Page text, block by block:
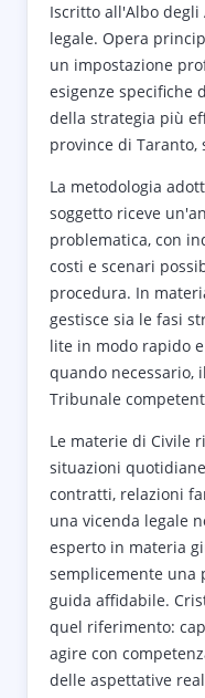
Iscritto all'Albo degli
legale. Opera
un impostazione
esigenze specifiche
della strategia più
province di Taranto,
La metodologia
soggetto riceve
problematica, con
costi e scenari
procedura. In
gestisce sia le fasi
lite in modo rapido
quando necessario,
Tribunale
Le materie di Civile
situazioni
contratti, relazioni
una vicenda legale
esperto in materia
semplicemente una
guida affidabile.
quel riferimento:
agire con
delle aspettative